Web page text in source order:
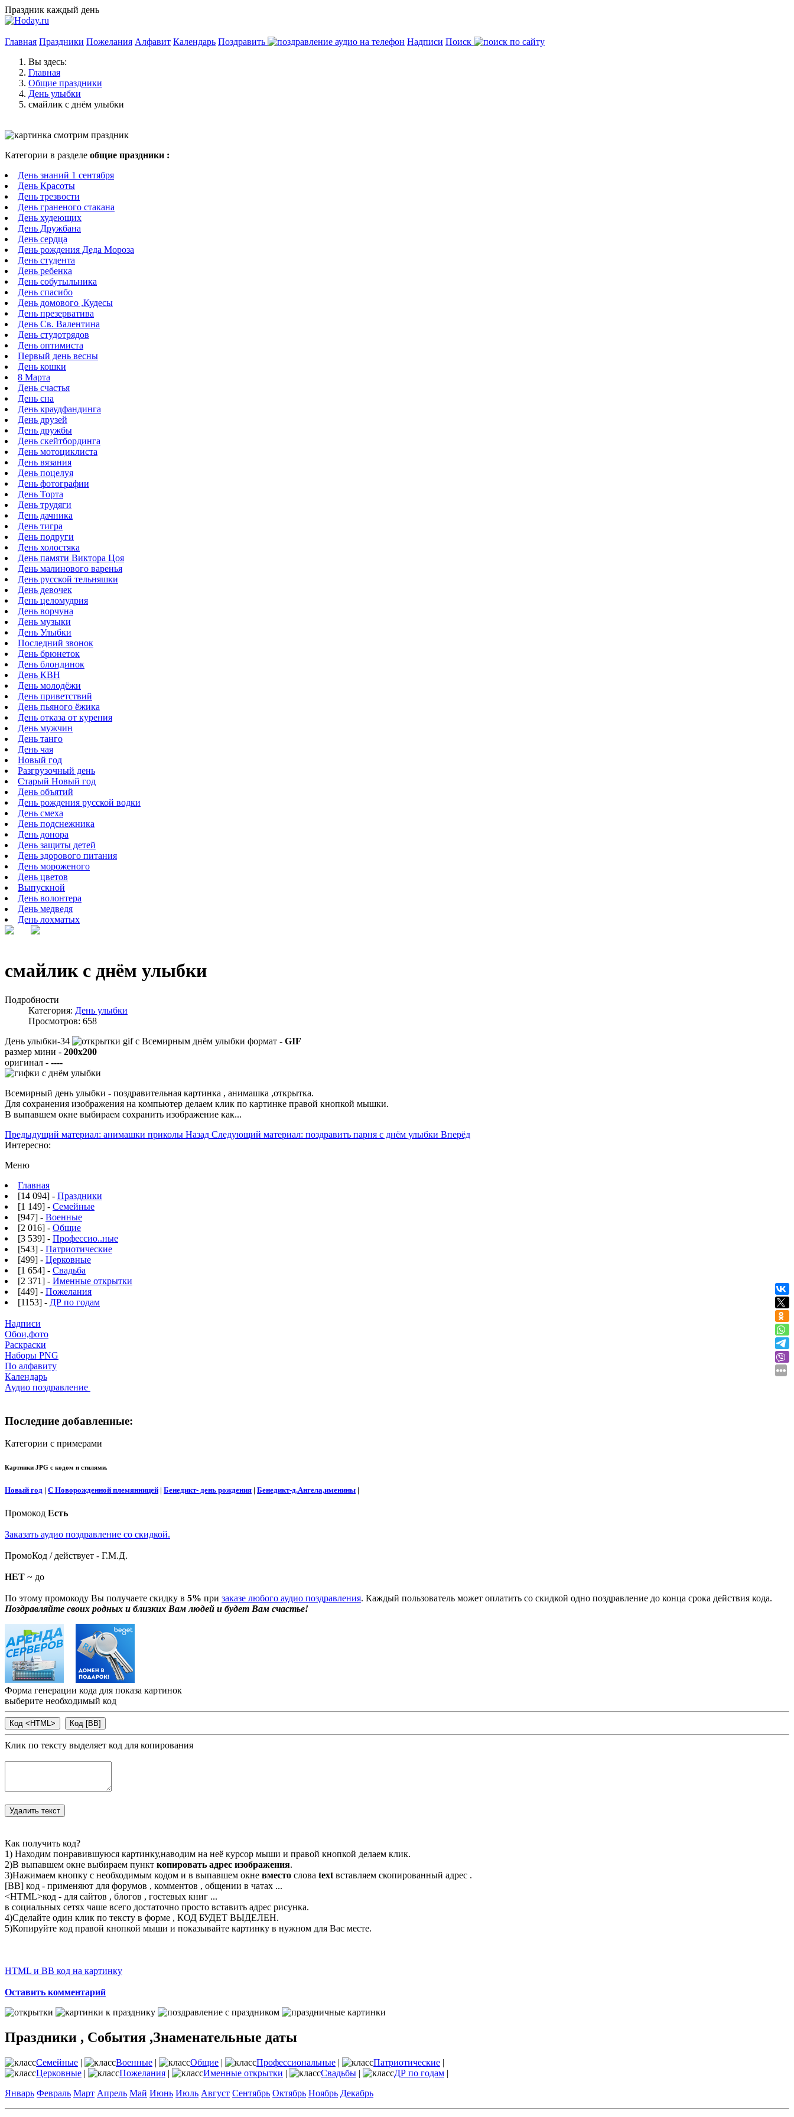
Праздник каждый день
Главная Праздники Пожелания Алфавит Календарь Поздравить Надписи Поиск
Вы здесь:
Главная
Общие праздники
День улыбки
смайлик с днём улыбки
Категории в разделе общие праздники :
День знаний 1 сентября
День Красоты
День трезвости
День граненого стакана
День худеющих
День Дружбана
День сердца
День рождения Деда Мороза
День студента
День ребенка
День собутыльника
День спасибо
День домового ,Кудесы
День презерватива
День Св. Валентина
День студотрядов
День оптимиста
Первый день весны
День кошки
8 Марта
День счастья
День сна
День краудфандинга
День друзей
День дружбы
День скейтбординга
День мотоциклиста
День вязания
День поцелуя
День фотографии
День Торта
День трудяги
День дачника
День тигра
День подруги
День холостяка
День памяти Виктора Цоя
День малинового варенья
День русской тельняшки
День девочек
День целомудрия
День ворчуна
День музыки
День Улыбки
Последний звонок
День брюнеток
День блондинок
День КВН
День молодёжи
День приветствий
День пьяного ёжика
День отказа от курения
День мужчин
День танго
День чая
Новый год
Разгрузочный день
Старый Новый год
День объятий
День рождения русской водки
День смеха
День подснежника
День донора
День защиты детей
День здорового питания
День мороженого
День цветов
Выпускной
День волонтера
День медведя
День лохматых
смайлик с днём улыбки
Подробности
Категория: День улыбки
Просмотров: 658
День улыбки-34
формат - GIF
размер мини - 200x200
оригинал - ----
Всемирный день улыбки - поздравительная картинка , анимашка ,открытка.
Для сохранения изображения на компьютер делаем клик по картинке правой кнопкой мышки.
В выпавшем окне выбираем сохранить изображение как...
Предыдущий материал: анимашки приколы Назад Следующий материал: поздравить парня с днём улыбки Вперёд
Интересно:
Меню
Главная
[14 094] - Праздники
[1 149] - Семейные
[947] - Военные
[2 016] - Общие
[3 539] - Профессио..ные
[543] - Патриотические
[499] - Церковные
[1 654] - Свадьба
[2 371] - Именные открытки
[449] - Пожелания
[1153] - ДР по годам
Надписи
Обои,фото
Раскраски
Наборы PNG
По алфавиту
Календарь
Аудио поздравление
Последние добавленные:
Категории с примерами
Картинки JPG с кодом и стилями.
Новый год | С Новорожденной племянницей | Бенедикт- день рождения | Бенедикт-д.Ангела,именины |
Промокод Есть
Заказать аудио поздравление со скидкой.
ПромоКод / действует - Г.М.Д.
НЕТ ~ до
По этому промокоду Вы получаете скидку в 5% при заказе любого аудио поздравления. Каждый пользователь может оплатить со скидкой одно поздравление до конца срока действия кода.
Поздравляйте своих родных и близких Вам людей и будет Вам счастье!
Форма генерации кода для показа картинок
выберите необходимый код
Клик по тексту выделяет код для копирования
Как получить код?
1) Находим понравившуюся картинку,наводим на неё курсор мыши и правой кнопкой делаем клик.
2)В выпавшем окне выбираем пункт копировать адрес изображения.
3)Нажимаем кнопку с необходимым кодом и в выпавшем окне вместо слова textвставляем скопированный адрес .
[BB] код - применяют для форумов , комментов , общении в чатах ...
<HTML>код - для сайтов , блогов , гостевых книг ...
в социальных сетях чаше всего достаточно просто вставить адрес рисунка.
4)Сделайте один клик по тексту в форме , КОД БУДЕТ ВЫДЕЛЕН.
5)Копируйте код правой кнопкой мыши и показывайте картинку в нужном для Вас месте.
HTML и BB код на картинку
Оставить комментарий
Праздники , События ,Знаменательные даты
Семейные | Военные | Общие | Профессиональные | Патриотические |
Церковные | Пожелания | Именные открытки | Свадьбы | ДР по годам |
Январь Февраль Март Апрель Май Июнь Июль Август Сентябрь Октябрь Ноябрь Декабрь